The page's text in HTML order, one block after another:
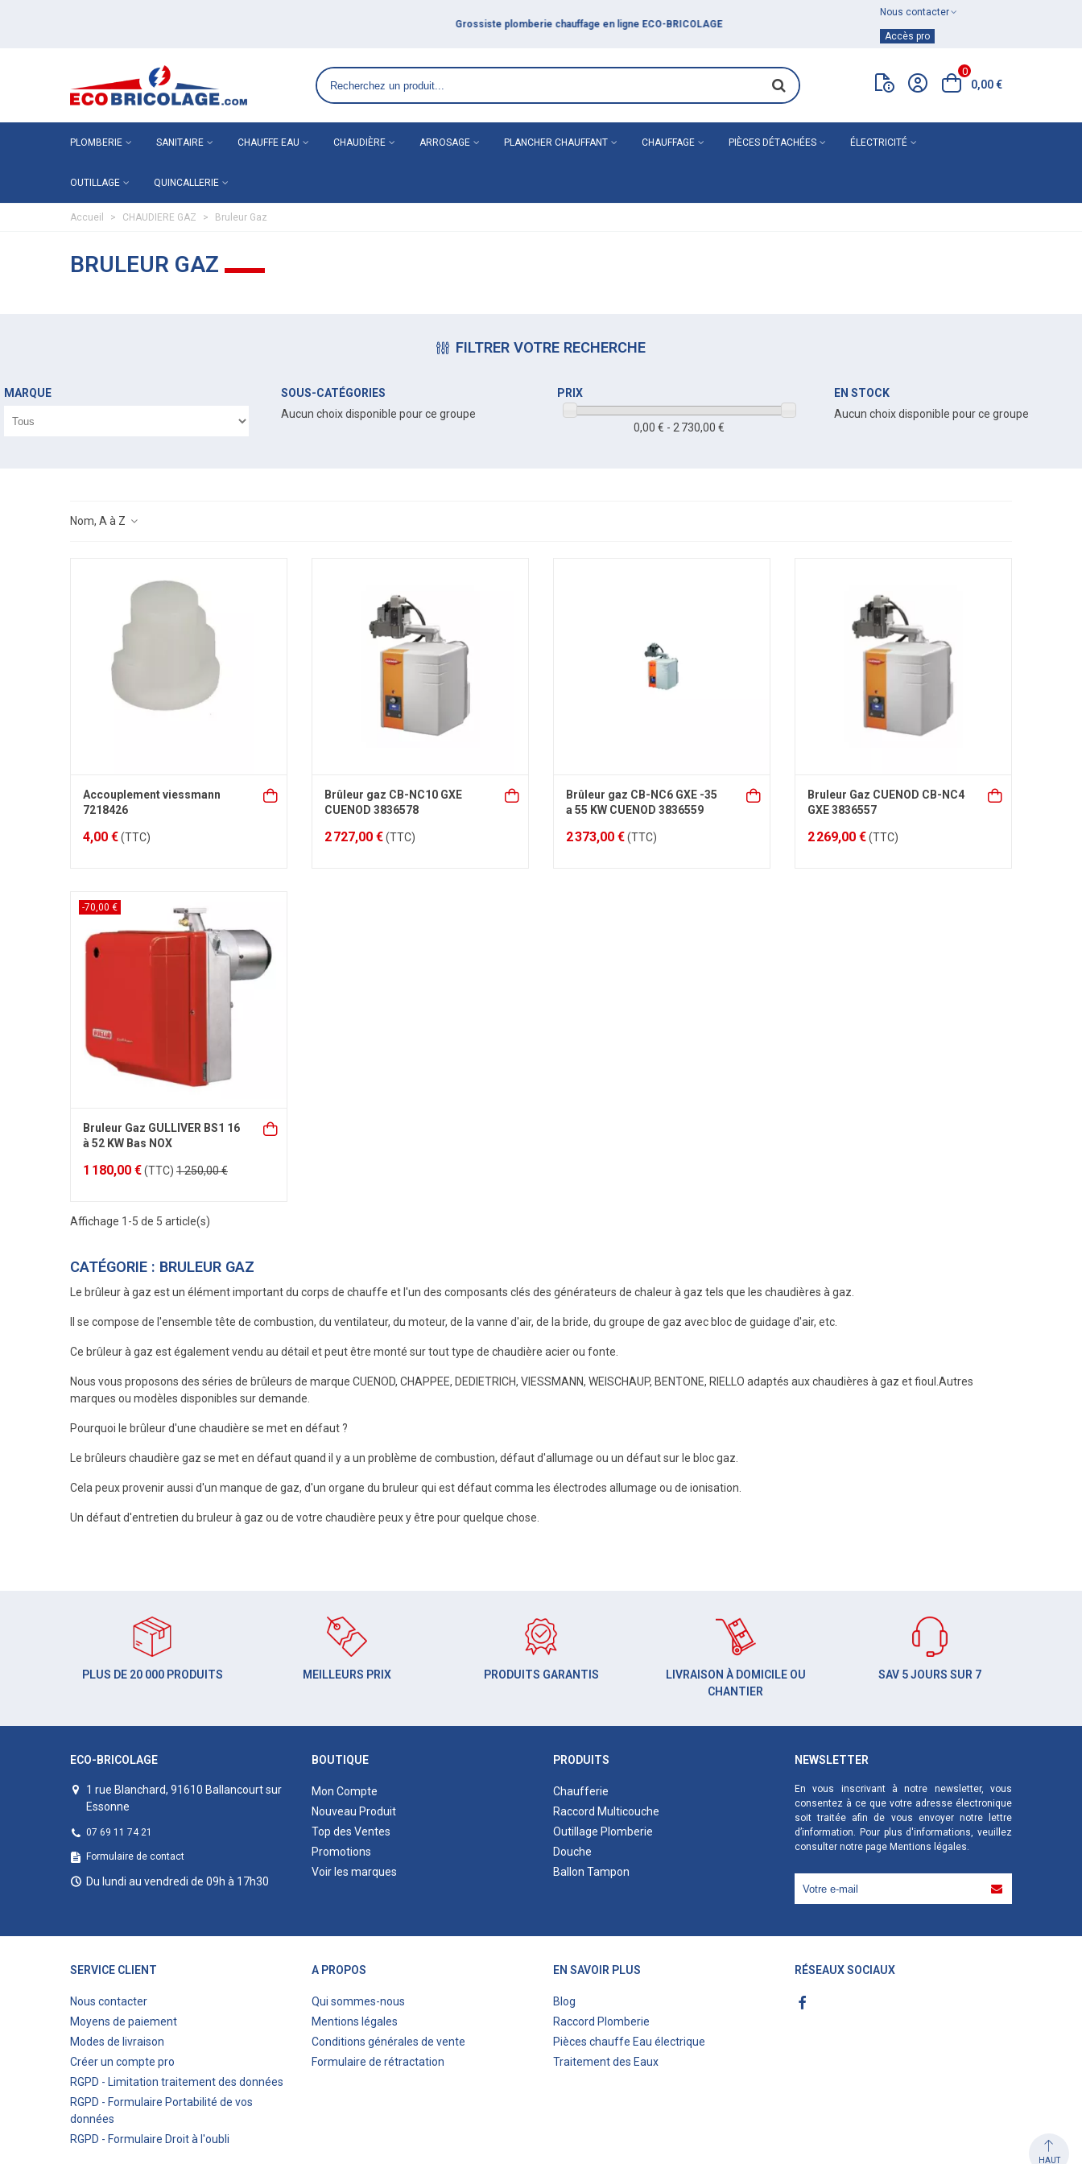
Nous contacter
Accès pro
0
0,00 €
PLOMBERIE SANITAIRE CHAUFFE EAU CHAUDIÈRE ARROSAGE PLANCHER CHAUFFANT CHAUFFAGE PIÈCES DÉTACHÉES ÉLECTRICITÉ
OUTILLAGE QUINCALLERIE
Accueil > CHAUDIERE GAZ > Bruleur Gaz
BRULEUR GAZ
FILTRER VOTRE RECHERCHE
MARQUE
SOUS-CATÉGORIES
Aucun choix disponible pour ce groupe
PRIX
0,00 € - 2 730,00 €
EN STOCK
Aucun choix disponible pour ce groupe
Nom, A à Z
Accouplement viessmann
7218426
4,00 €(TTC)
Brûleur gaz CB-NC10 GXE
CUENOD 3836578
2 727,00 €(TTC)
Brûleur gaz CB-NC6 GXE -35
a 55 KW CUENOD 3836559
2 373,00 €(TTC)
Bruleur Gaz CUENOD CB-NC4
GXE 3836557
2 269,00 €(TTC)
-70,00 €
Bruleur Gaz GULLIVER BS1 16
à 52 KW Bas NOX
1 180,00 €(TTC) 1 250,00 €
Affichage 1-5 de 5 article(s)
CATÉGORIE : BRULEUR GAZ
Le brûleur à gaz est un élément important du corps de chauffe et l'un des composants clés des générateurs de chaleur à gaz tels que les chaudières à gaz.
Il se compose de l'ensemble tête de combustion, du ventilateur, du moteur, de la vanne d'air, de la bride, du groupe de gaz avec bloc de guidage d'air, etc.
Ce brûleur à gaz est également vendu au détail et peut être monté sur tout type de chaudière acier ou fonte.
Nous vous proposons des séries de brûleurs de marque CUENOD, CHAPPEE, DEDIETRICH, VIESSMANN, WEISCHAUP, BENTONE, RIELLO adaptés aux chaudières à gaz et fioul.Autres
marques ou modèles disponibles sur demande.
Pourquoi le brûleur d'une chaudière se met en défaut ?
Le brûleurs chaudière gaz se met en défaut quand il y a un problème de combustion, défaut d'allumage ou un défaut sur le bloc gaz.
Cela peux provenir aussi d'un manque de gaz, d'un organe du bruleur qui est défaut comma les électrodes allumage ou de ionisation.
Un défaut d'entretien du bruleur à gaz ou de votre chaudière peux y être pour quelque chose.
PLUS DE 20 000 PRODUITS MEILLEURS PRIX PRODUITS GARANTIS
LIVRAISON À DOMICILE OU
CHANTIER
SAV 5 JOURS SUR 7
ECO-BRICOLAGE
1 rue Blanchard, 91610 Ballancourt sur
Essonne
07 69 11 74 21
Formulaire de contact
Du lundi au vendredi de 09h à 17h30
BOUTIQUE
Mon Compte
Nouveau Produit
Top des Ventes
Promotions
Voir les marques
PRODUITS
Chaufferie
Raccord Multicouche
Outillage Plomberie
Douche
Ballon Tampon
NEWSLETTER
En vous inscrivant à notre newsletter, vous
consentez à ce que votre adresse électronique
soit traitée afin de vous envoyer notre lettre
d’information. Pour plus d'informations, veuillez
consulter notre page Mentions légales.
SERVICE CLIENT
Nous contacter
Moyens de paiement
Modes de livraison
Créer un compte pro
RGPD - Limitation traitement des données
RGPD - Formulaire Portabilité de vos
données
RGPD - Formulaire Droit à l'oubli
A PROPOS
Qui sommes-nous
Mentions légales
Conditions générales de vente
Formulaire de rétractation
EN SAVOIR PLUS
Blog
Raccord Plomberie
Pièces chauffe Eau électrique
Traitement des Eaux
RÉSEAUX SOCIAUX
HAUT